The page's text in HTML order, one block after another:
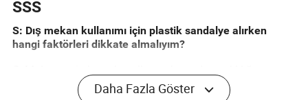
SSS
S: Dış mekan kullanımı için plastik sandalye alırken
hangi faktörleri dikkate almalıyım?
konfor ve ergonomik yönlerini, dış mekan estetiğinize
Daha Fazla Göster